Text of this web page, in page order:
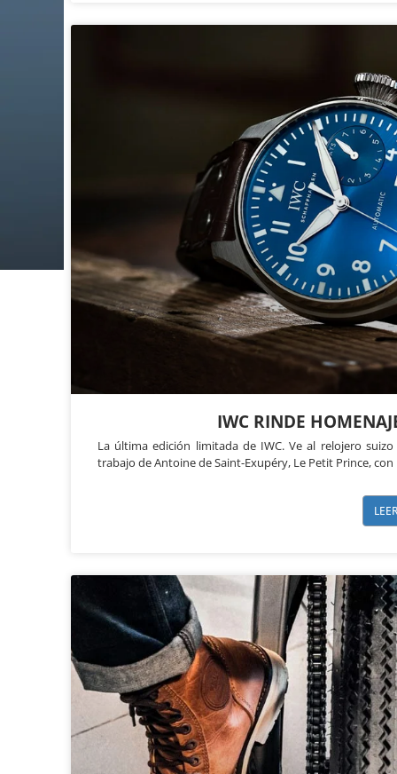
IWC RINDE
La última edición limitada de IWC. Ve al relojero
trabajo de Antoine de Saint-Exupéry, Le Petit Prince, con